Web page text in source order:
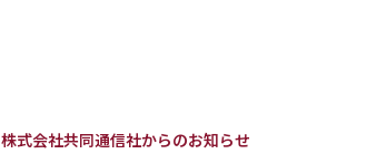
株式会社共同通信社からのお知らせ